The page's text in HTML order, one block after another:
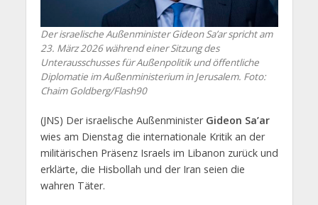
Der israelische Außenminister Gideon Sa’ar spricht am
23. März 2026 während einer Sitzung des
Unterausschusses für Außenpolitik und öffentliche
Diplomatie im Außenministerium in Jerusalem. Foto:
Chaim Goldberg/Flash90
(JNS) Der israelische Außenminister Gideon Sa’ar
wies am Dienstag die internationale Kritik an der
militärischen Präsenz Israels im Libanon zurück und
erklärte, die Hisbollah und der Iran seien die
wahren Täter.